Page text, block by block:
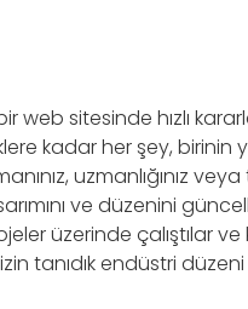
web sitesinde hızlı
kadar her şey, birinin
uzmanlığınız veya
ve düzenini
üzerinde çalıştılar ve
tanıdık endüstri